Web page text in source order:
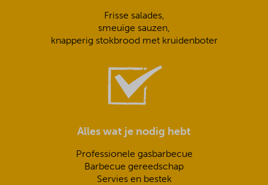
Frisse salades,
smeuïge sauzen,
knapperig stokbrood met kruidenboter
Alles wat je nodig hebt
Professionele gasbarbecue
Barbecue gereedschap
Servies en bestek